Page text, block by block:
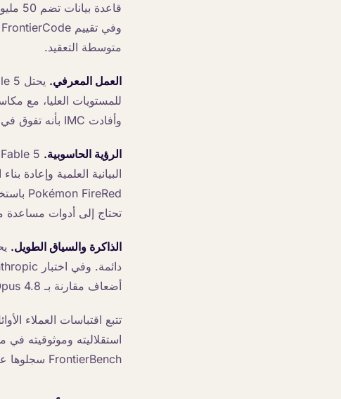
متوسطة التعقيد.
العمل المعرفي.
للمستويات العليا، مع
وأفادت IMC بأنه تفوق في تقييمات تحليل التداول الخاصة بهم بشكل شبه كامل.
الرؤية الحاسوبية.
البيانية العلمية
تحتاج إلى أدوات مساعدة
الذاكرة والسياق الطويل.
أضعاف مقارنة بـ Opus 4.8.
FrontierBench سجلوها على الإطلاق.